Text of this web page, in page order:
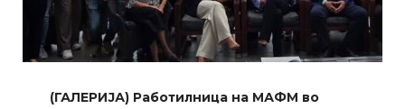
(ГАЛЕРИЈА) Работилница на МАФМ во